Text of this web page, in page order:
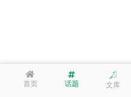
首页 话题 文库